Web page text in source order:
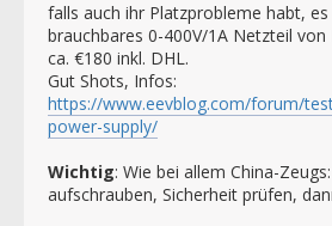
falls auch ihr Platzprobleme habt,
brauchbares 0-400V/1A Netzteil von
ca. €180 inkl. DHL.
Gut Shots, Infos:
https://www.eevblog.com/forum/
power-supply/
Wichtig: Wie bei allem China-
aufschrauben, Sicherheit prüfen,